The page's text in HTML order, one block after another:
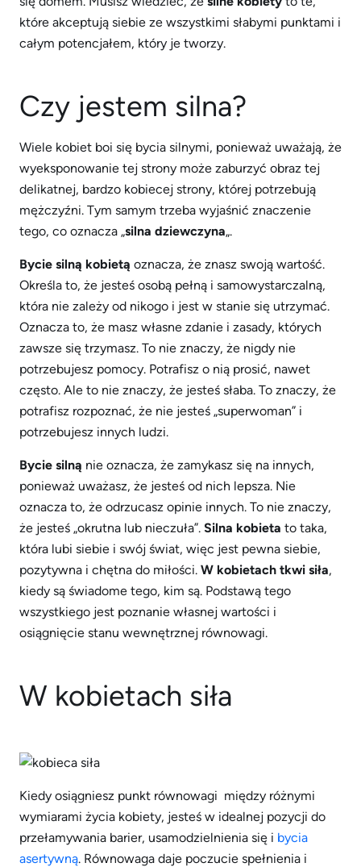
które akceptują siebie ze wszystkimi słabymi punktami i
całym potencjałem, który je tworzy.
Czy jestem silna?
Wiele kobiet boi się bycia silnymi, ponieważ uważają, że
wyeksponowanie tej strony może zaburzyć obraz tej
delikatnej, bardzo kobiecej strony, której potrzebują
mężczyźni. Tym samym trzeba wyjaśnić znaczenie
tego, co oznacza „silna dziewczyna„.
Bycie silną kobietą oznacza, że ​​znasz swoją wartość.
Określa to, że jesteś osobą pełną i samowystarczalną,
która nie zależy od nikogo i jest w stanie się utrzymać.
Oznacza to, że masz własne zdanie i zasady, których
zawsze się trzymasz. To nie znaczy, że nigdy nie
potrzebujesz pomocy. Potrafisz o nią prosić, nawet
często. Ale to nie znaczy, że jesteś słaba. To znaczy, że
potrafisz rozpoznać, że nie jesteś „superwoman” i
potrzebujesz innych ludzi.
Bycie silną nie oznacza, że ​​zamykasz się na innych,
ponieważ uważasz, że jesteś od nich lepsza. Nie
oznacza to, że odrzucasz opinie innych. To nie znaczy,
że jesteś „okrutna lub nieczuła”. Silna kobieta to taka,
która lubi siebie i swój świat, więc jest pewna siebie,
pozytywna i chętna do miłości. W kobietach tkwi siła,
kiedy są świadome tego, kim są. Podstawą tego
wszystkiego jest poznanie własnej wartości i
osiągnięcie stanu wewnętrznej równowagi.
W kobietach siła
Kiedy osiągniesz punkt równowagi między różnymi
wymiarami życia kobiety, jesteś w idealnej pozycji do
przełamywania barier, usamodzielnienia się i bycia
asertywną. Równowaga daje poczucie spełnienia i